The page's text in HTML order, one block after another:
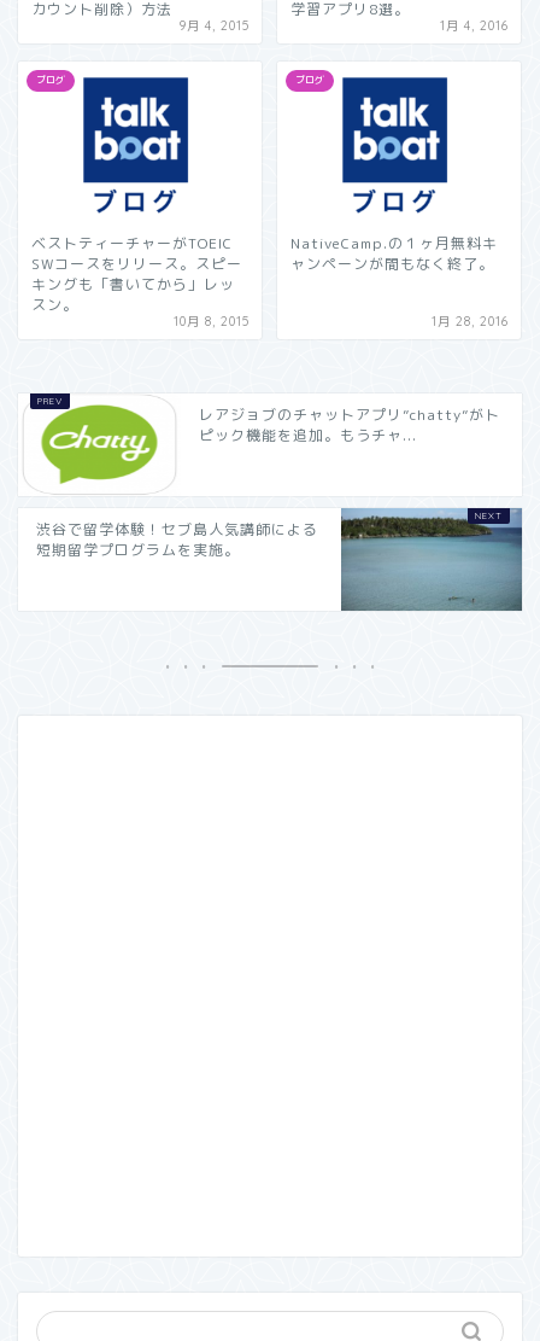
カウント削除）方法
9月 4, 2015
学習アプリ8選。
1月 4, 2016
ブログ
ベストティーチャーがTOEIC
SWコースをリリース。スピー
キングも「書いてから」レッ
スン。
10月 8, 2015
ブログ
NativeCamp.の１ヶ月無料キ
ャンペーンが間もなく終了。
1月 28, 2016
レアジョブのチャットアプリ”chatty”がト
ピック機能を追加。もうチャ...
渋谷で留学体験！セブ島人気講師による
短期留学プログラムを実施。